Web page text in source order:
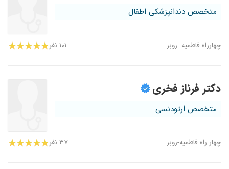
متخصص دندانپزشکی اطفال
چهارراه فاطمیه. روبر... ۱۰۱ نفر
دکتر فرناز فخری
متخصص ارتودنسی
چهار راه فاطمیه-روبر... ۳۷ نفر